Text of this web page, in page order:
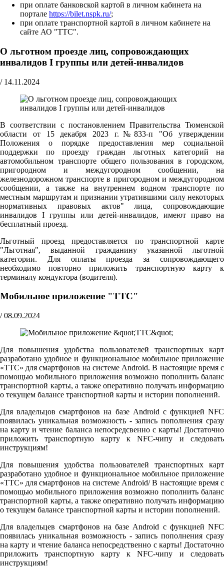
при оплате банковской картой в личном кабинета на
портале https://bilet.nspk.ru/;
при оплате транспортной картой в личном кабинете на
сайте АО "ТТС".
О льготном проезде лиц, сопровождающих
инвалидов I группы или детей-инвалидов
/ 14.11.2024
В соответствии с постановлением Правительства Тюменской
области от 15 декабря 2023 г.№833-п "Об утверждении
Положения о порядке предоставления мер социальной
поддержки по проезду граждан льготных категорий на
автомобильном транспорте общего пользования в городском,
пригородном и междугородном сообщении, на
железнодорожном транспорте в пригородном и междугородном
сообщении, а также на внутреннем водном транспорте по
местным маршрутам и признании утратившими силу некоторых
нормативных правовых актов" лица, сопровождающие
инвалидов I группы или детей-инвалидов, имеют право на
бесплатный проезд.
Льготный проезд предоставляется по транспортной карте
"Льготная", выданной гражданину указанной льготной
категории. Для оплаты проезда за сопровождающего
необходимо повторно приложить транспортную карту к
терминалу кондуктора (водителя).
Мобильное приложение "ТТС"
/ 08.09.2024
Для повышения удобства пользователей транспортных карт
разработано удобное и функциональное мобильное приложение
«ТТС» для смартфонов на системе Android. В настоящие время с
помощью мобильного приложения возможно пополнить баланс
транспортной карты, а также оперативно получать информацию
о текущем балансе транспортной карты и истории пополнений.
Для владельцов смартфонов на базе Android с функцией NFC
появилась уникальная возможность - запись пополнения сразу
на карту и чтение баланса непосредсвенно с карты! Достаточно
приложить транспортную карту к NFC-чипу и следовать
инструкциям!
Для повышения удобства пользователей транспортных карт
разработано удобное и функциональное мобильное приложение
«ТТС» для смартфонов на системе Android/ В настоящие время с
помощью мобильного приложения возможно пополнить баланс
транспортной карты, а также оперативно получать информацию
о текущем балансе транспортной карты и истории пополнений.
Для владельцев смартфонов на базе Android с функцией NFC
появилась уникальная возможность - запись пополнения сразу
на карту и чтение баланса непосредственно с карты! Достаточно
приложить транспортную карту к NFC-чипу и следовать
инструкциям!